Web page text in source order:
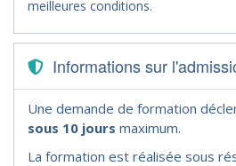
meilleures conditions.
Informations sur
Une demande de formation
sous 10 jours maximum.
La formation est réalisée sous